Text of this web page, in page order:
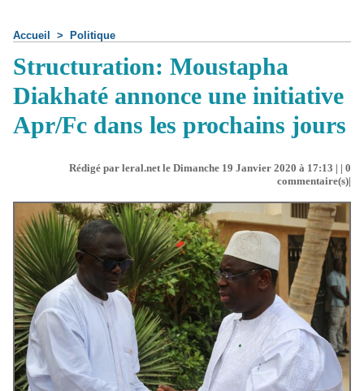
Accueil > Politique
Structuration: Moustapha
Diakhaté annonce une initiative
Apr/Fc dans les prochains jours
Rédigé par leral.net le Dimanche 19 Janvier 2020 à 17:13 | | 0
commentaire(s)|